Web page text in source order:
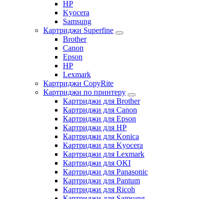
HP
Kyocera
Samsung
Картриджи Superfine
Brother
Canon
Epson
HP
Lexmark
Картриджи CopyRite
Картриджи по принтеру
Картриджи для Brother
Картриджи для Canon
Картриджи для Epson
Картриджи для HP
Картриджи для Konica
Картриджи для Kyocera
Картриджи для Lexmark
Картриджи для OKI
Картриджи для Panasonic
Картриджи для Pantum
Картриджи для Ricoh